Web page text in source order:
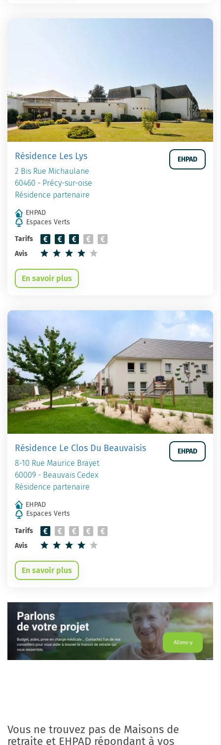
Résidence Les Lys
2 Bis Rue Michaulane
60460 - Précy-sur-oise
Résidence partenaire
EHPAD
EHPAD
Espaces Verts
Tarifs
Avis
En savoir plus
Résidence Le Clos Du Beauvaisis
8-10 Rue Maurice Brayet
60009 - Beauvais Cedex
Résidence partenaire
EHPAD
EHPAD
Espaces Verts
Tarifs
Avis
En savoir plus
Allons-y
Vous ne trouvez pas de Maisons de
retraite et EHPAD répondant à vos